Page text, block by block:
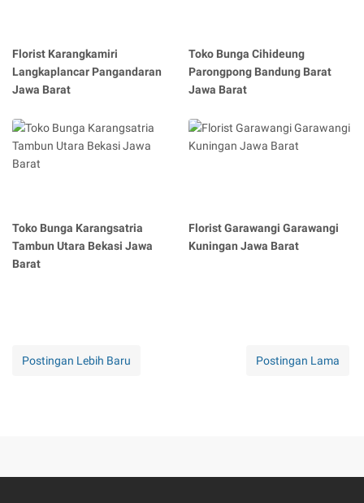
Florist Karangkamiri
Langkaplancar Pangandaran
Jawa Barat
Toko Bunga Cihideung
Parongpong Bandung Barat
Jawa Barat
Toko Bunga Karangsatria
Tambun Utara Bekasi Jawa
Barat
Florist Garawangi Garawangi
Kuningan Jawa Barat
Postingan Lebih Baru Postingan Lama